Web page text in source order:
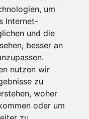
um
Internet-
und die
besser an
nutzen wir
zu
woher
oder um
Baum! Mehr lesen